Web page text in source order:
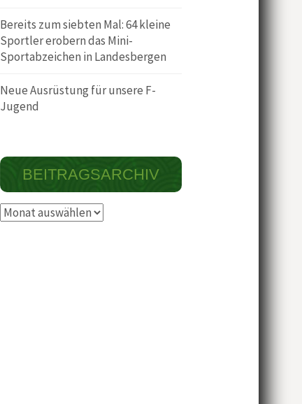
Bereits zum siebten Mal: 64 kleine
Sportler erobern das Mini-
Sportabzeichen in Landesbergen
Neue Ausrüstung für unsere F-
Jugend
BEITRAGSARCHIV
Beitragsarchiv